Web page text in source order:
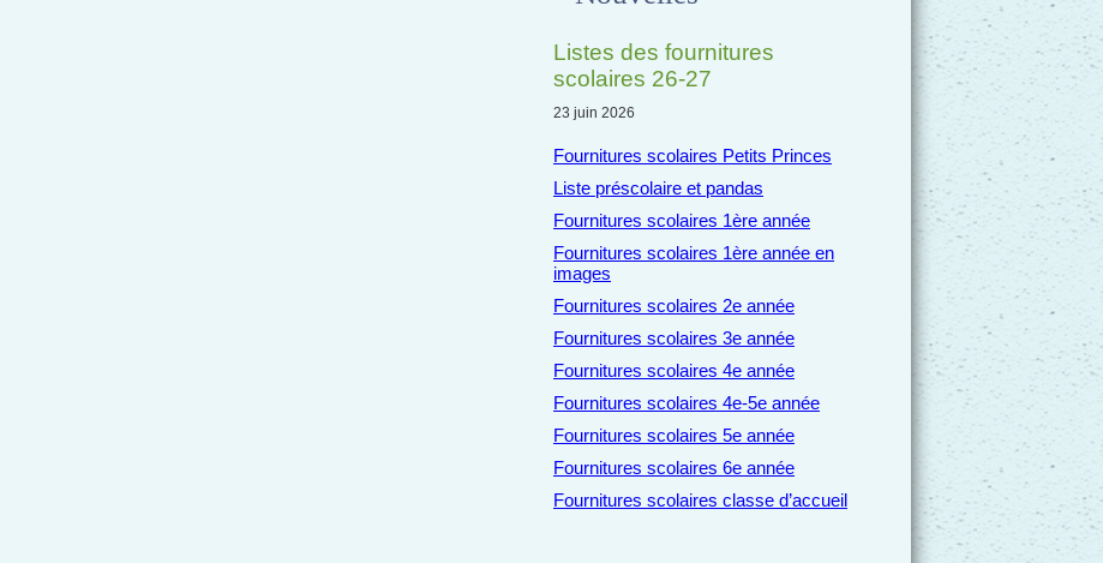
Listes des fournitures
scolaires 26-27
23 juin 2026
Fournitures scolaires Petits Princes
Liste préscolaire et pandas
Fournitures scolaires 1ère année
Fournitures scolaires 1ère année en
images
Fournitures scolaires 2e année
Fournitures scolaires 3e année
Fournitures scolaires 4e année
Fournitures scolaires 4e-5e année
Fournitures scolaires 5e année
Fournitures scolaires 6e année
Fournitures scolaires classe d’accueil